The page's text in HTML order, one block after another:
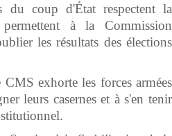
du coup d'État respectent la
à la Commission
les résultats des élections
exhorte les forces armées
leurs casernes et à s'en tenir